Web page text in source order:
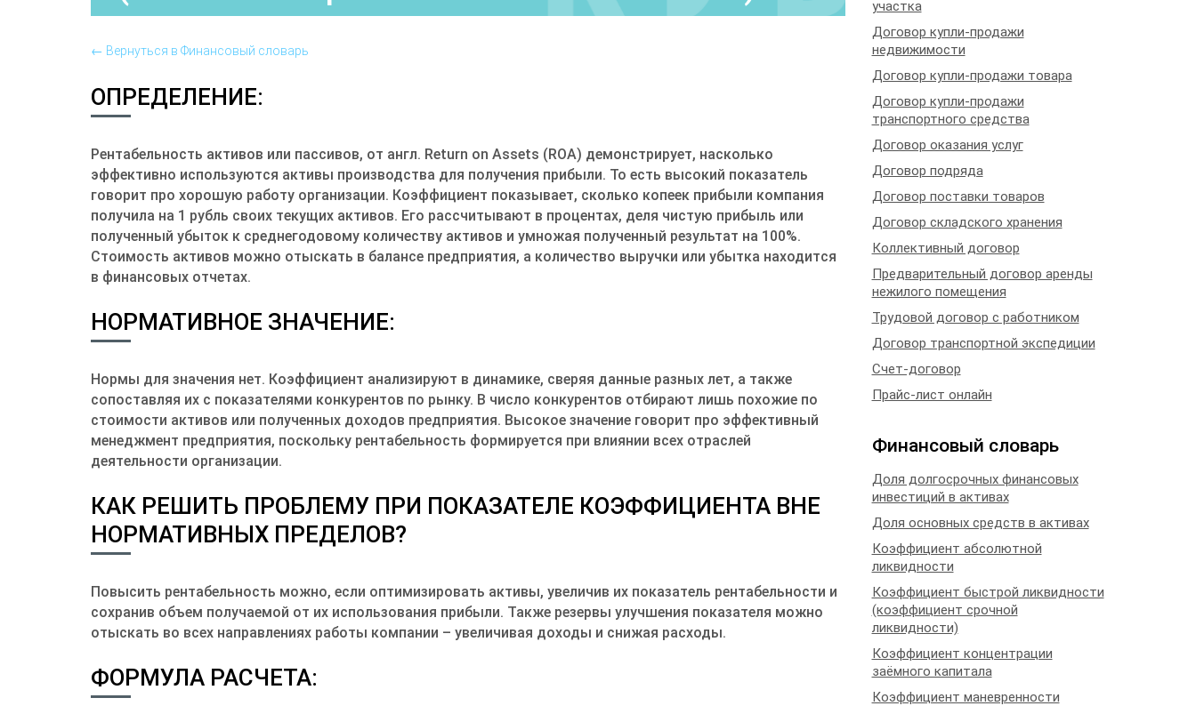
← Вернуться в Финансовый словарь
ОПРЕДЕЛЕНИЕ:
Рентабельность активов или пассивов, от англ. Return on Assets (ROA) демонстрирует, насколько
эффективно используются активы производства для получения прибыли. То есть высокий показатель
говорит про хорошую работу организации. Коэффициент показывает, сколько копеек прибыли компания
получила на 1 рубль своих текущих активов. Его рассчитывают в процентах, деля чистую прибыль или
полученный убыток к среднегодовому количеству активов и умножая полученный результат на 100%.
Стоимость активов можно отыскать в балансе предприятия, а количество выручки или убытка находится
в финансовых отчетах.
НОРМАТИВНОЕ ЗНАЧЕНИЕ:
Нормы для значения нет. Коэффициент анализируют в динамике, сверяя данные разных лет, а также
сопоставляя их с показателями конкурентов по рынку. В число конкурентов отбирают лишь похожие по
стоимости активов или полученных доходов предприятия. Высокое значение говорит про эффективный
менеджмент предприятия, поскольку рентабельность формируется при влиянии всех отраслей
деятельности организации.
КАК РЕШИТЬ ПРОБЛЕМУ ПРИ ПОКАЗАТЕЛЕ КОЭФФИЦИЕНТА ВНЕ
НОРМАТИВНЫХ ПРЕДЕЛОВ?
Повысить рентабельность можно, если оптимизировать активы, увеличив их показатель рентабельности и
сохранив объем получаемой от их использования прибыли. Также резервы улучшения показателя можно
отыскать во всех направлениях работы компании – увеличивая доходы и снижая расходы.
ФОРМУЛА РАСЧЕТА:
участка
Договор купли-продажи
недвижимости
Договор купли-продажи товара
Договор купли-продажи
транспортного средства
Договор оказания услуг
Договор подряда
Договор поставки товаров
Договор складского хранения
Коллективный договор
Предварительный договор аренды
нежилого помещения
Трудовой договор с работником
Договор транспортной экспедиции
Счет-договор
Прайс-лист онлайн
Финансовый словарь
Доля долгосрочных финансовых
инвестиций в активах
Доля основных средств в активах
Коэффициент абсолютной
ликвидности
Коэффициент быстрой ликвидности
(коэффициент срочной
ликвидности)
Коэффициент концентрации
заёмного капитала
Коэффициент маневренности